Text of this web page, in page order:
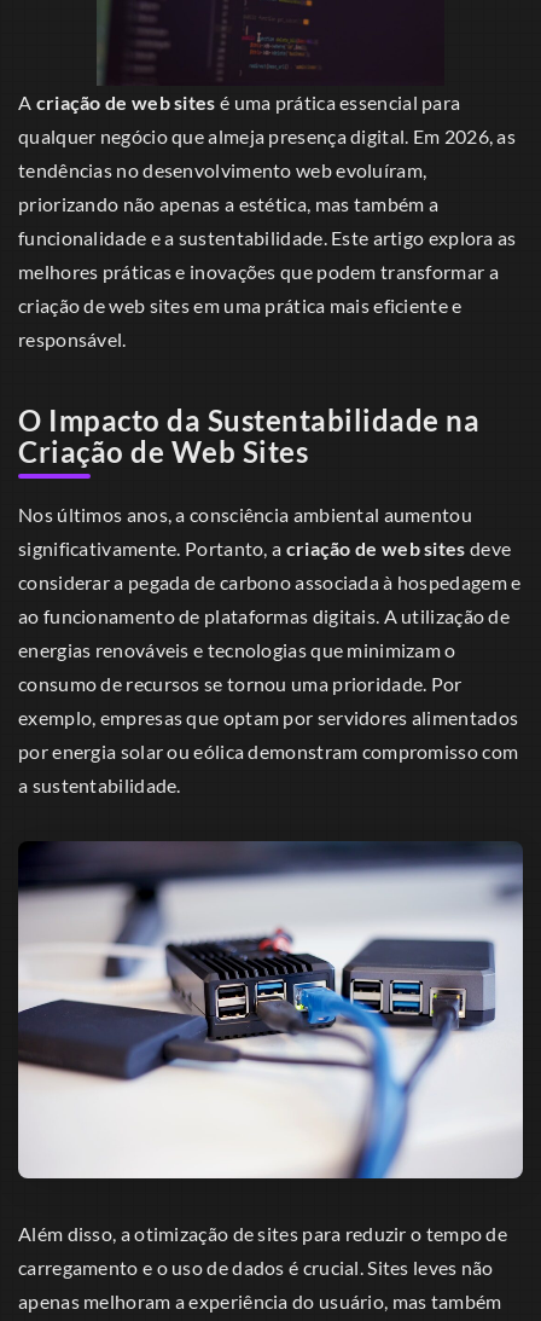
A criação de web sites é uma prática essencial para
qualquer negócio que almeja presença digital. Em 2026, as
tendências no desenvolvimento web evoluíram,
priorizando não apenas a estética, mas também a
funcionalidade e a sustentabilidade. Este artigo explora as
melhores práticas e inovações que podem transformar a
criação de web sites em uma prática mais eficiente e
responsável.
O Impacto da Sustentabilidade na
Criação de Web Sites
Nos últimos anos, a consciência ambiental aumentou
significativamente. Portanto, a criação de web sites deve
considerar a pegada de carbono associada à hospedagem e
ao funcionamento de plataformas digitais. A utilização de
energias renováveis e tecnologias que minimizam o
consumo de recursos se tornou uma prioridade. Por
exemplo, empresas que optam por servidores alimentados
por energia solar ou eólica demonstram compromisso com
a sustentabilidade.
Além disso, a otimização de sites para reduzir o tempo de
carregamento e o uso de dados é crucial. Sites leves não
apenas melhoram a experiência do usuário, mas também